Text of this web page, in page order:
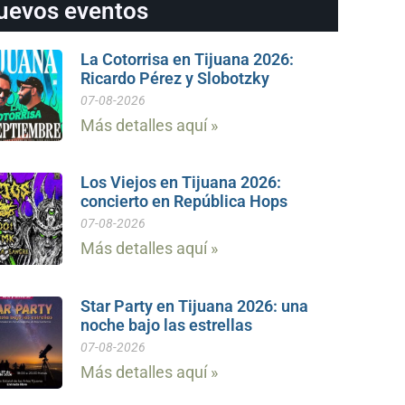
eventos
La Cotorrisa en Tijuana 2026:
Ricardo Pérez y Slobotzky
07-08-2026
Más detalles aquí »
Los Viejos en Tijuana 2026:
concierto en República Hops
07-08-2026
Más detalles aquí »
Star Party en Tijuana 2026: una
noche bajo las estrellas
07-08-2026
Más detalles aquí »